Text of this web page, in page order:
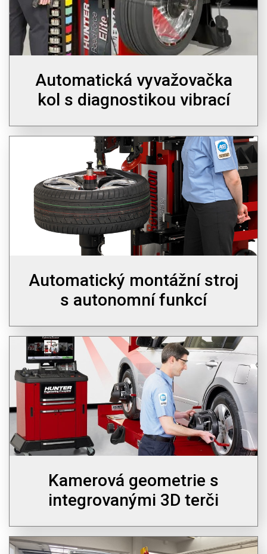
Automatická vyvažovačka
kol s diagnostikou vibrací
Automatický montážní stroj
s autonomní funkcí
Kamerová geometrie s
integrovanými 3D terči